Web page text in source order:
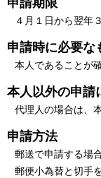
申請期限
４月１日から翌年
申請時に必要な
本人であることが
本人以外の申請
代理人の場合は、
申請方法
郵送で申請する場
郵便小為替と切手